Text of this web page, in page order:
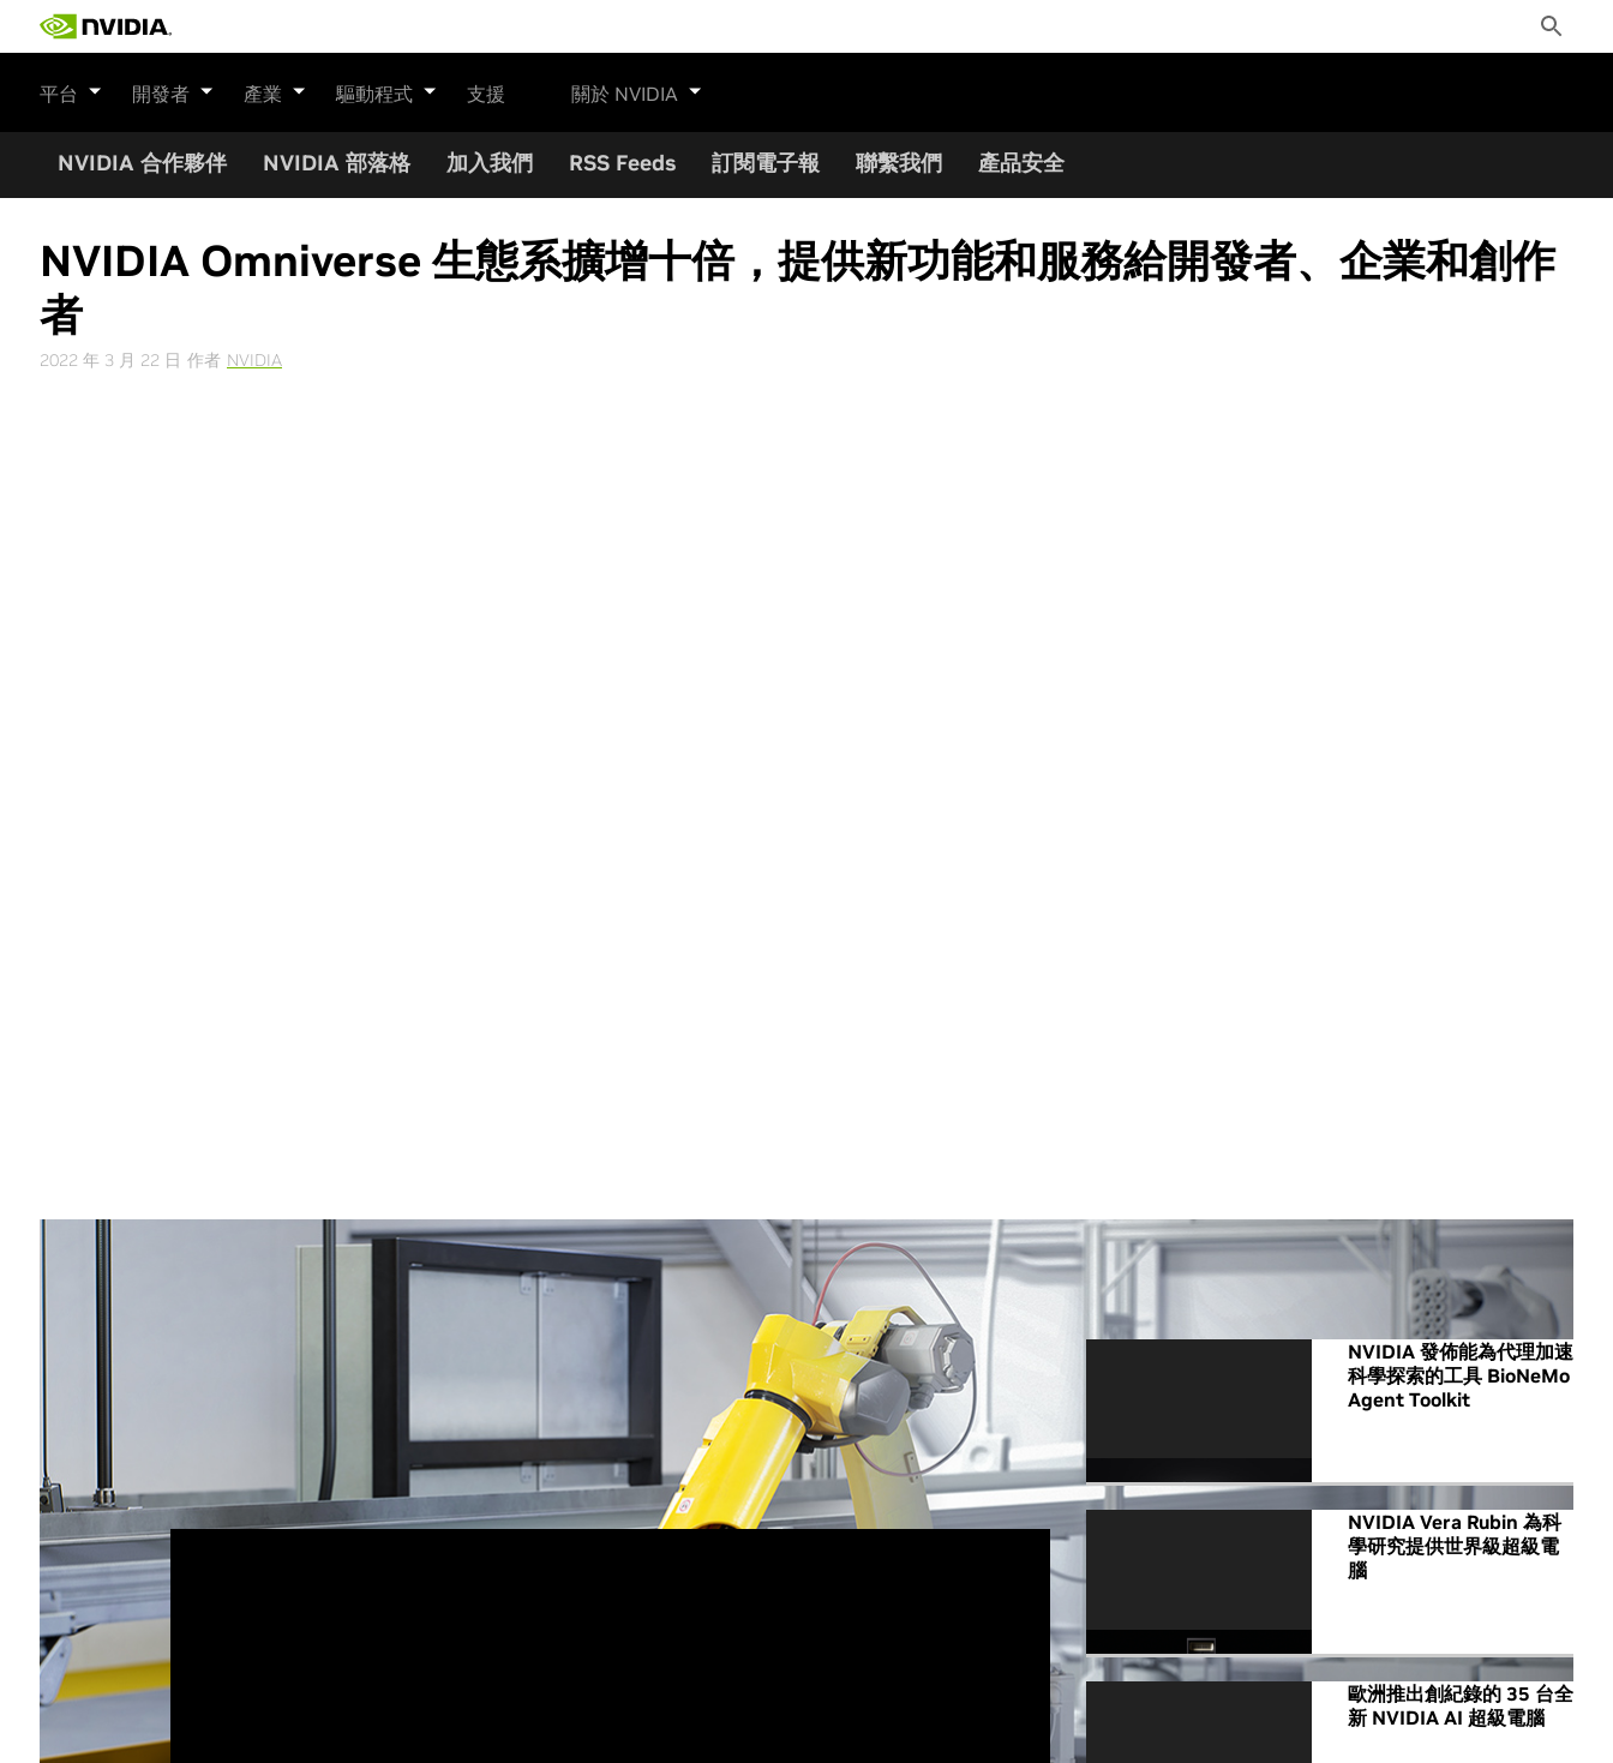
Toggle
Search
平台 開發者 產業 驅動程式 支援 關於 NVIDIA
NVIDIA 合作夥伴 NVIDIA 部落格 加入我們 RSS Feeds 訂閱電子報 聯繫我們 產品安全
NVIDIA Omniverse 生態系擴增十倍，提供新功能和服務給開發者、企業和創作
者
2022 年 3 月 22 日 作者 NVIDIA
Share
來創作及連接虛擬世界，在改變 3D 設計工作流程方面出現了
NVIDIA 今日在 GTC 大會上宣佈將推出新版本的 Omniverse 及更新內容，包括最新的 Omniverse
和函式庫，將該平台的商業生態體系規模擴大了十倍，全世界的創作者、 開發人員、設計
師、工程師和研究人員將更容易取得 Omniverse。
All NVIDIA News
NVIDIA 發佈能為代理加速
科學探索的工具 BioNeMo
Agent Toolkit
NVIDIA Vera Rubin 為科
學研究提供世界級超級電
腦
歐洲推出創紀錄的 35 台全
新 NVIDIA AI 超級電腦